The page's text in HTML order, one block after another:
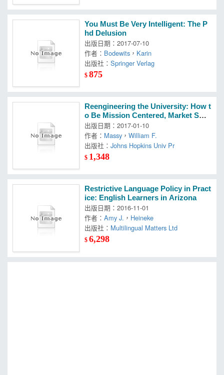
You Must Be Very Intelligent: The P
hd Delusion
出版日期：2017-07-10
作者： Bodewits ， Karin
出版社：Springer Verlag
$875
Reengineering the University: How t
o Be Mission Centered, Market Sma
rt, and Margin Conscious
出版日期：2017-01-10
作者： Massy ，William F.
出版社：Johns Hopkins Univ Pr
$ 1,348
Restrictive Language Policy in Pract
ice: English Learners in Arizona
出版日期：2016-11-01
作者：Amy J. ， Heineke
出版社： Multilingual Matters Ltd
$6,298